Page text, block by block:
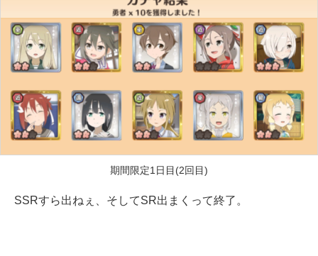
期間限定1日目(2回目)
SSRすら出ねぇ、そしてSR出まくって終了。